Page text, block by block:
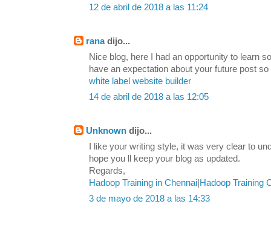
12 de abril de 2018 a las 11:24
ranadijo...
Nice blog, here I had an opportunity to learn
have an expectation about your future post
white label website builder
14 de abril de 2018 a las 12:05
Unknown dijo...
I like your writing style, it was very clear to
hope you ll keep your blog as updated.
Regards,
Hadoop Training in Chennai Hadoop Training
3 de mayo de 2018 a las 14:33